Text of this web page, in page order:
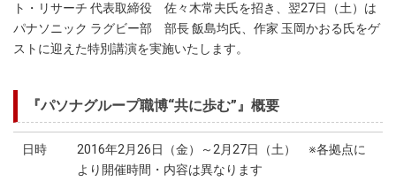
ト・リサーチ 代表取締役 佐々木常夫氏を招き、翌27日（土）は
パナソニック ラグビー部 部長 飯島均氏、作家 玉岡かおる氏をゲ
ストに迎えた特別講演を実施いたします。
『パソナグループ職博“共に歩む”』概要
日時
2016年2月26日（金）～2月27日（土） ※各拠点に
より開催時間・内容は異なります